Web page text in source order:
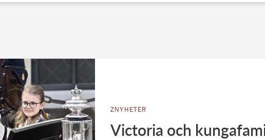
ZNYHETER
Victoria och